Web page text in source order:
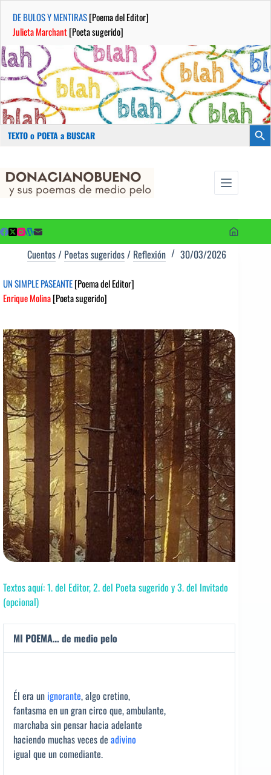
DE BULOS Y MENTIRAS[Poema del Editor]
Julieta Marchant[Poeta sugerido]
Buscar:
contenido
Cuentos/ Poetas sugeridos/ Reflexión 30/03/2026
UN SIMPLE PASEANTE[Poema del Editor]
Enrique Molina[Poeta sugerido]
Textos aquí: 1. del Editor, 2. del Poeta sugerido y 3. del Invitado
(opcional)
MI POEMA… de medio pelo
Él era un ignorante, algo cretino,
fantasma en un gran circo que, ambulante,
marchaba sin pensar hacia adelante
haciendo muchas veces de adivino
igual que un comediante.